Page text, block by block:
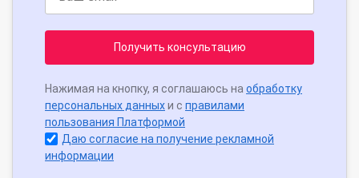
Получить консультацию
Нажимая на кнопку, я соглашаюсь на обработку
персональных данныхи с правилами
пользования Платформой
Даю согласие на получение рекламной
информации